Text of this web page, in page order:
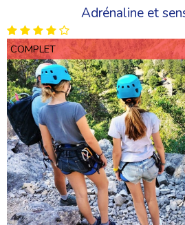
Adrénaline et
COMPLET